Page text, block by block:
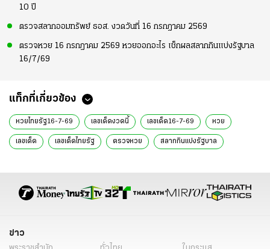
10 ปี
ตรวจสลากออมทรัพย์ ธอส. งวดวันที่ 16 กรกฎาคม 2569
ตรวจหวย 16 กรกฎาคม 2569 หวยออกอะไร เช็กผลสลากกินแบ่งรัฐบาล
16/7/69
แท็กที่เกี่ยวข้อง
หวยไทยรัฐ16-7-69 เลขเด็ดงวดนี้ เลขเด็ด16-7-69 หวย
เลขเด็ด เลขเด็ดไทยรัฐ ตรวจหวย สลากกินแบ่งรัฐบาล
องค์ปู่ฤาษีพรหมเมศ ข่าววันนี้ เลขเด็ด หวยงวดนี้
ข่าว